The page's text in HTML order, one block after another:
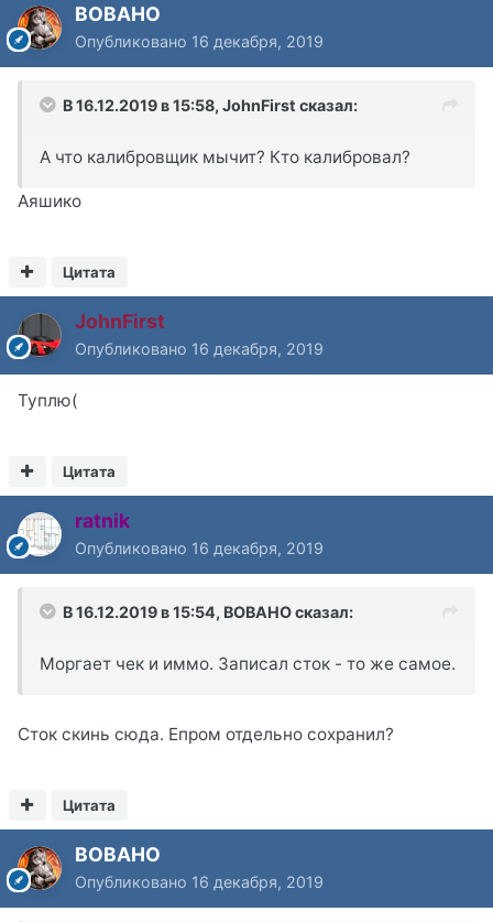
BOBAHO
Опубликовано 16 декабря, 2019
В 16.12.2019 в 15:58, JohnFirst сказал:
А что калибровщик мычит? Кто калибровал?
Аяшико
Цитата
JohnFirst
Опубликовано 16 декабря, 2019
Туплю(
Цитата
ratnik
Опубликовано 16 декабря, 2019
В 16.12.2019 в 15:54, BOBAHOсказал:
Моргает чек и иммо. Записал сток - то же самое.
Сток скинь сюда. Епром отдельно сохранил?
Цитата
BOBAHO
Опубликовано 16 декабря, 2019